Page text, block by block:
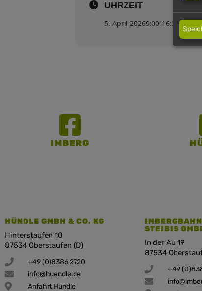
UHRZEIT
5. April 20269:00-16:30
IMBERG
HÜNDLE GMBH & CO. KG
Hinterstaufen 10
87534 Oberstaufen (D)
+49 (0)8386 2720
info@huendle.de
Anfahrt Hündle
STEIBIS
In der Au 19
87534
+49